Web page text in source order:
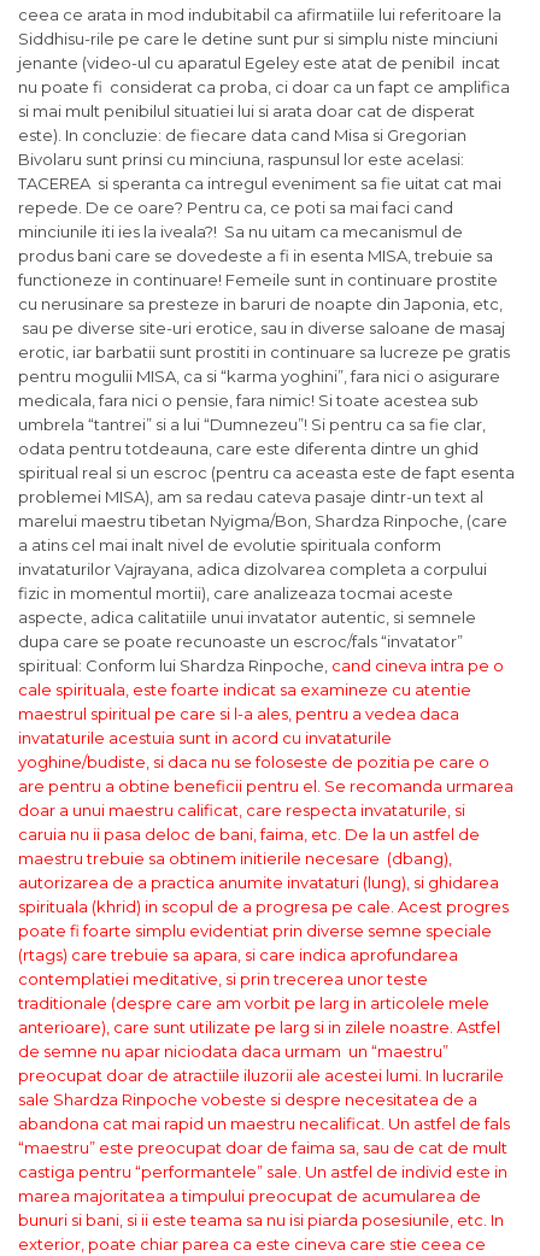
ceea ce arata in mod indubitabil ca afirmatiile lui referitoare la
Siddhisu-rile pe care le detine sunt pur si simplu niste minciuni
jenante (video-ul cu aparatul Egeley este atat de penibil incat
nu poate fi considerat ca proba, ci doar ca un fapt ce amplifica
si mai mult penibilul situatiei lui si arata doar cat de disperat
este). In concluzie: de fiecare data cand Misa si Gregorian
Bivolaru sunt prinsi cu minciuna, raspunsul lor este acelasi:
TACEREA si speranta ca intregul eveniment sa fie uitat cat mai
repede. De ce oare? Pentru ca, ce poti sa mai faci cand
minciunile iti ies la iveala?! Sa nu uitam ca mecanismul de
produs bani care se dovedeste a fi in esenta MISA, trebuie sa
functioneze in continuare! Femeile sunt in continuare prostite
cu nerusinare sa presteze in baruri de noapte din Japonia, etc,
sau pe diverse site-uri erotice, sau in diverse saloane de masaj
erotic, iar barbatii sunt prostiti in continuare sa lucreze pe gratis
pentru mogulii MISA, ca si “karma yoghini”, fara nici o asigurare
medicala, fara nici o pensie, fara nimic! Si toate acestea sub
umbrela “tantrei” si a lui “Dumnezeu”! Si pentru ca sa fie clar,
odata pentru totdeauna, care este diferenta dintre un ghid
spiritual real si un escroc (pentru ca aceasta este de fapt esenta
problemei MISA), am sa redau cateva pasaje dintr-un text al
marelui maestru tibetan Nyigma/Bon, Shardza Rinpoche, (care
a atins cel mai inalt nivel de evolutie spirituala conform
invataturilor Vajrayana, adica dizolvarea completa a corpului
fizic in momentul mortii), care analizeaza tocmai aceste
aspecte, adica calitatiile unui invatator autentic, si semnele
dupa care se poate recunoaste un escroc/fals “invatator”
spiritual: Conform lui Shardza Rinpoche, cand cineva intra pe o
cale spirituala, este foarte indicat sa examineze cu atentie
maestrul spiritual pe care si l-a ales, pentru a vedea daca
invataturile acestuia sunt in acord cu invataturile
yoghine/budiste, si daca nu se foloseste de pozitia pe care o
are pentru a obtine beneficii pentru el. Se recomanda urmarea
doar a unui maestru calificat, care respecta invataturile, si
caruia nu ii pasa deloc de bani, faima, etc. De la un astfel de
maestru trebuie sa obtinem initierile necesare (dbang),
autorizarea de a practica anumite invataturi (lung), si ghidarea
spirituala (khrid) in scopul de a progresa pe cale. Acest progres
poate fi foarte simplu evidentiat prin diverse semne speciale
(rtags) care trebuie sa apara , si care indica aprofundarea
contemplatiei meditative, si prin trecerea unor teste
traditionale (despre care am vorbit pe larg in articolele mele
anterioare), care sunt utilizate pe larg si in zilele noastre. Astfel
de semne nu apar niciodata daca urmam un “maestru”
preocupat doar de atractiile iluzorii ale acestei lumi. In lucrarile
sale Shardza Rinpoche vobeste si despre necesitatea de a
abandona cat mai rapid un maestru necalificat. Un astfel de fals
“maestru” este preocupat doar de faima sa, sau de cat de mult
castiga pentru “performantele” sale. Un astfel de individ este in
marea majoritatea a timpului preocupat de acumularea de
bunuri si bani, si ii este teama sa nu isi piarda posesiunile, etc. In
exterior, poate chiar parea ca este cineva care stie ceea ce